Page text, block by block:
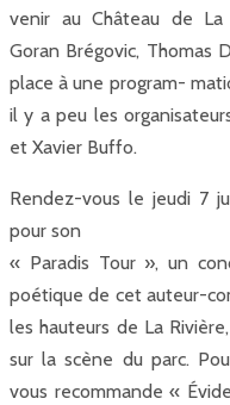
venir au Château de La
Goran Brégovic, Thomas
place à une program-
il y a peu les
et Xavier Buffo.
Rendez-vous le jeudi 7
pour son
« Paradis Tour », un
poétique de cet auteur-
les hauteurs de La
sur la scène du parc.
vous recommande «